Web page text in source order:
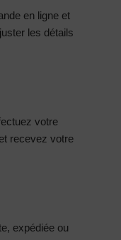
en ligne et
les détails
votre
recevez votre
expédiée ou